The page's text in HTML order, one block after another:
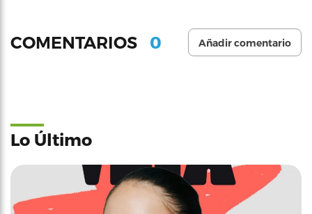
COMENTARIOS 0 Añadir comentario
Lo Último